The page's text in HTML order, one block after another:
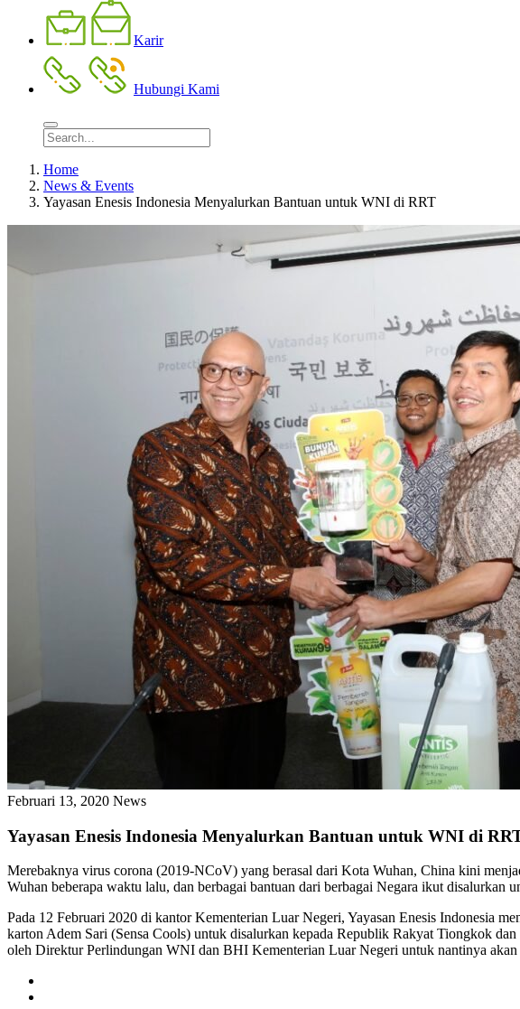
Karir
Hubungi Kami
Home
News & Events
Yayasan Enesis Indonesia Menyalurkan Bantuan untuk WNI di RRT
Februari 13, 2020 News
Yayasan Enesis Indonesia Menyalurkan Bantuan untuk WNI di
Merebaknya virus corona (2019-NCoV) yang berasal dari Kota Wuhan, China kini
Wuhan beberapa waktu lalu, dan berbagai bantuan dari berbagai Negara ikut disalurkan
Pada 12 Februari 2020 di kantor Kementerian Luar Negeri, Yayasan Enesis Indonesia
karton Adem Sari (Sensa Cools) untuk disalurkan kepada Republik Rakyat Tiongkok
oleh Direktur Perlindungan WNI dan BHI Kementerian Luar Negeri untuk nantinya